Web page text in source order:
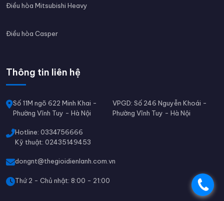
.
Điều hòa Mitsubishi Heavy
Điều hòa Casper
Thông tin liên hệ
Số 11M ngõ 622 Minh Khai -
Phường Vĩnh Tuy - Hà Nội
VPGD: Số 246 Nguyễn Khoái -
Phường Vĩnh Tuy - Hà Nội
Hotline: 0334756666
Kỹ thuật: 02435149453
dongnt@thegioidienlanh.com.vn
Thứ 2 - Chủ nhật: 8:00 - 21:00